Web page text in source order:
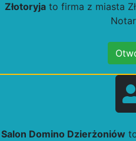
Złotoryjato firma z miasta
Salon Domino Dzierżoniów